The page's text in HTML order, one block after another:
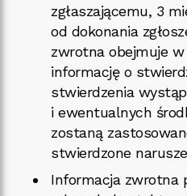
zgłaszającemu, 3
od dokonania
zwrotna obejmuje
informację o
stwierdzenia
i ewentualnych
zostaną
stwierdzone
Informacja zwrotna